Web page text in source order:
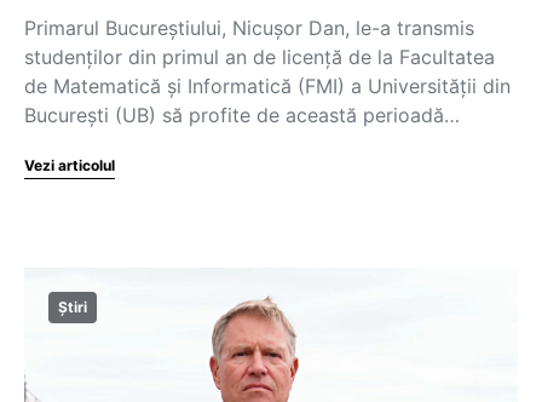
Primarul Bucureștiului, Nicușor Dan, le-a transmis
studenților din primul an de licență de la Facultatea
de Matematică și Informatică (FMI) a Universității din
București (UB) să profite de această perioadă…
Vezi articolul
Știri